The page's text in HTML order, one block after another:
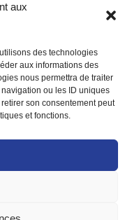
aux
des technologies
aux informations des
nous permettra de traiter
ou les ID uniques
son consentement peut
et fonctions.
séries